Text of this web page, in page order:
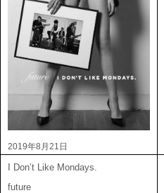
2019年8月21日
I Don’t Like Mondays.
future